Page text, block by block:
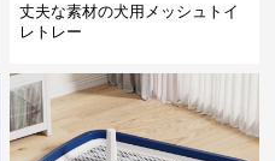
丈夫な素材の犬用メッシュトイ
レトレー